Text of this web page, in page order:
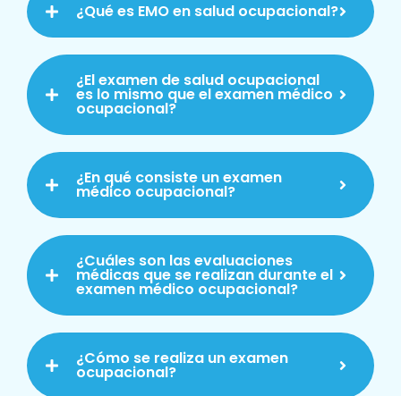
¿Qué es EMO en salud ocupacional?
¿El examen de salud ocupacional
es lo mismo que el examen médico
ocupacional?
¿En qué consiste un examen
médico ocupacional?
¿Cuáles son las evaluaciones
médicas que se realizan durante el
examen médico ocupacional?
¿Cómo se realiza un examen
ocupacional?